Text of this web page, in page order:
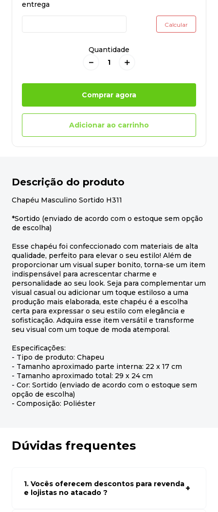
Quantidade
＋
－
Comprar agora
Adicionar ao carrinho
Descrição do produto
Chapéu Masculino Sortido H311
*Sortido (enviado de acordo com o estoque sem opção
de escolha)
Esse chapéu foi confeccionado com materiais de alta
qualidade, perfeito para elevar o seu estilo! Além de
proporcionar um visual super bonito, torna-se um item
indispensável para acrescentar charme e
personalidade ao seu look. Seja para complementar um
visual casual ou adicionar um toque estiloso a uma
produção mais elaborada, este chapéu é a escolha
certa para expressar o seu estilo com elegância e
sofisticação. Adquira esse item versátil e transforme
seu visual com um toque de moda atemporal.
Especificações:
- Tipo de produto: Chapeu
- Tamanho aproximado parte interna: 22 x 17 cm
- Tamanho aproximado total: 29 x 24 cm
- Cor: Sortido (enviado de acordo com o estoque sem
opção de escolha)
- Composição: Poliéster
Dúvidas frequentes
1. Vocês oferecem descontos para revenda
e lojistas no atacado ?